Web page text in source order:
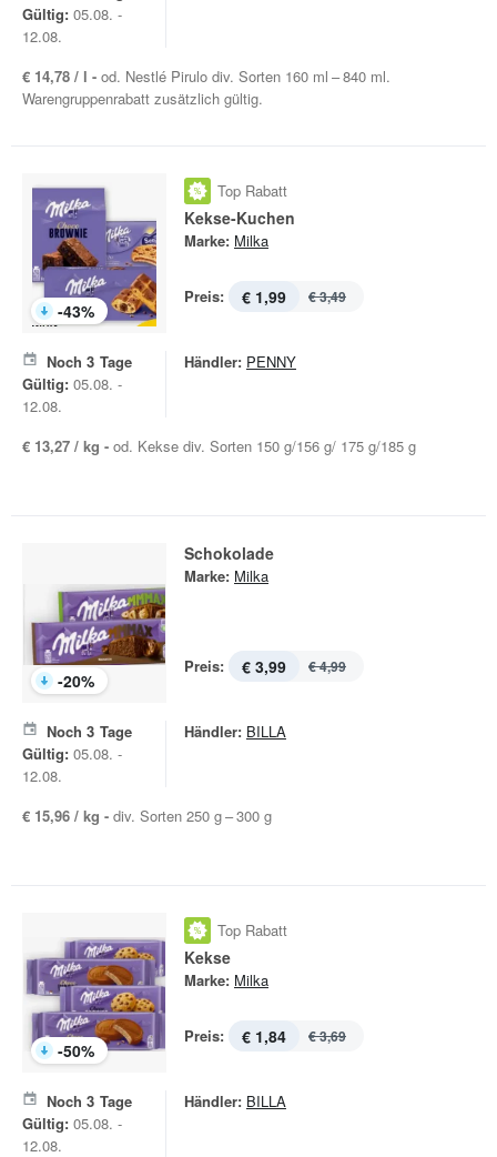
Gültig: 05.08. -
12.08.
€ 14,78 / l - od. Nestlé Pirulo div. Sorten 160 ml – 840 ml.
Warengruppenrabatt zusätzlich gültig.
-43%
Top Rabatt
Kekse-Kuchen
Marke: Milka
Preis: € 1,99 € 3,49
Noch 3 Tage
Gültig: 05.08. -
12.08.
Händler: PENNY
€ 13,27 / kg - od. Kekse div. Sorten 150 g/156 g/ 175 g/185 g
-20%
Schokolade
Marke: Milka
Preis: € 3,99 € 4,99
Noch 3 Tage
Gültig: 05.08. -
12.08.
Händler: BILLA
€ 15,96 / kg - div. Sorten 250 g – 300 g
-50%
Top Rabatt
Kekse
Marke: Milka
Preis: € 1,84 € 3,69
Noch 3 Tage
Gültig: 05.08. -
12.08.
Händler: BILLA